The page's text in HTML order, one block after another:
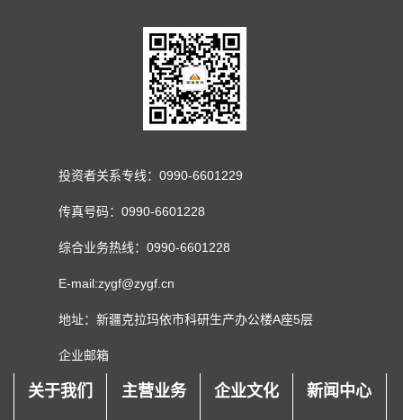
投资者关系专线：0990-6601229
传真号码：0990-6601228
综合业务热线：0990-6601228
E-mail:zygf@zygf.cn
地址：新疆克拉玛依市科研生产办公楼A座5层
企业邮箱
关于我们 主营业务 企业文化 新闻中心